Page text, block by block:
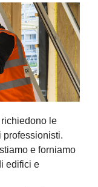
le
professionisti.
e forniamo
edifici e